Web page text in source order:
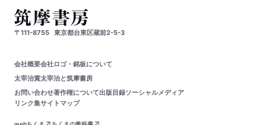
〒111-8755 東京都台東区蔵前2-5-3
会社概要会社ロゴ・銘板について
太宰治賞太宰治と筑摩書房
お問い合わせ著作権について出版目録ソーシャルメディア
リンク集サイトマップ